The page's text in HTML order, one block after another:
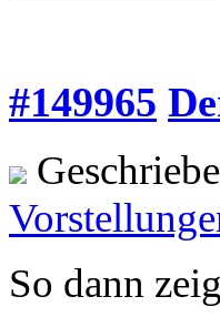
#149965
So dann